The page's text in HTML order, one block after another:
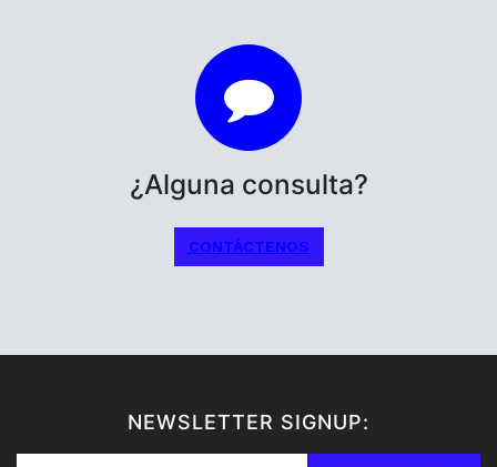
¿Alguna consulta?
CONTÁCTENOS
NEWSLETTER SIGNUP: